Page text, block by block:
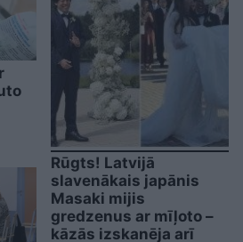
Rūgts! Latvijā
slavenākais japānis
Masaki mijis
gredzenus ar mīļoto –
kāzās izskanēja arī